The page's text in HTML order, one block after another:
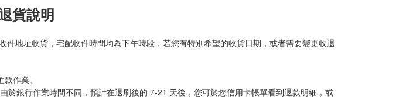
貨說明
地址收貨，宅配收件時間均為下午時段，若您有特別希望的收貨日期，或者需要變更收退
作業。
於銀行作業時間不同，預計在退刷後的 7-21 天後，您可於您信用卡帳單看到退款明細，或